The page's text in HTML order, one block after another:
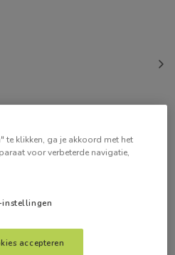
te klikken, ga je akkoord met het
voor verbeterde navigatie,
instellingen
accepteren